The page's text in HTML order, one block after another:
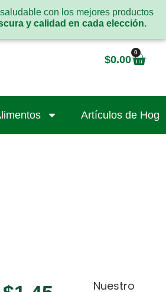
con los mejores productos
y calidad en cada elección.
$0.00
0
Artículos de
Nuestro